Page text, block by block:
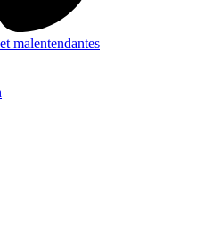
malentendantes